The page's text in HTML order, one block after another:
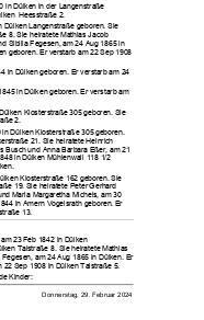
























